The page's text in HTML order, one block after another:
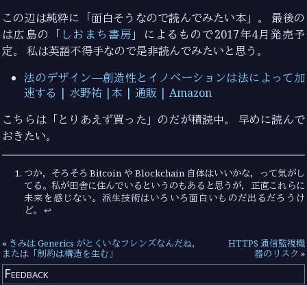
この辺は純粋に「面白そうなので読んでみたい本」。 最後の
は広島の「しおまち書房 」によるもので2017年4月発売予
定。 私は英語不得手なので是非読んでみたいと思う。
法のデザイン—創造性とイノベーションは法によって加
速する | 水野祐 |本 | 通販 | Amazon
こちらは「とりあえず買った」のだが積読中。 早めに読んで
おきたい。
つか，そろそろ Bitcoin や Blockchain 自体はいいかな，って気がし
てる。私が田舎に住んでいるというのもあると思うが，正直これらに
未来を感じない。派生技術はいろいろ面白いものだ出るだろうけ
ど。↩︎
« きみは Generics がとくいなフレンズなんだね，
または「制約は構造を生む」
HTTPS 通信監視機
器のリスク »
Feedback